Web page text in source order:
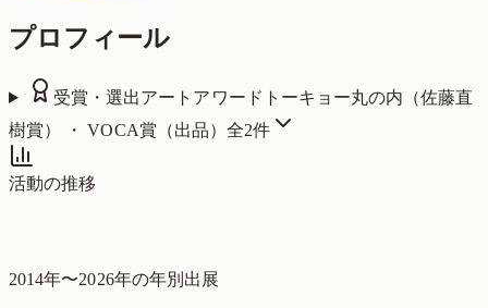
プロフィール
受賞・選出アートアワードトーキョー丸の内（佐藤直
樹賞） ・ VOCA賞（出品） 全2件
活動の推移
2014年〜2026年の年別出展